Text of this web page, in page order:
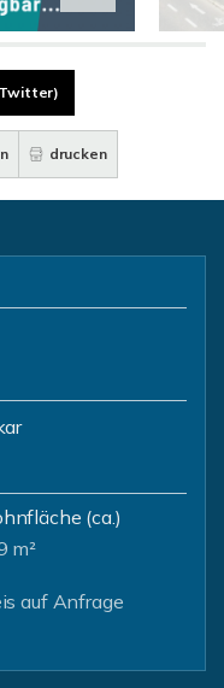
drucken
(ca.)
m²
auf Anfrage